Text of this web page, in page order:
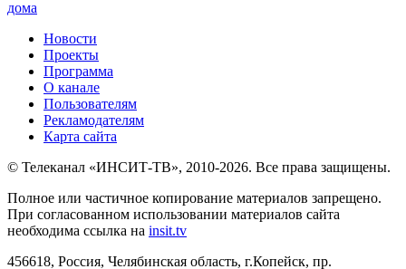
дома
Новости
Проекты
Программа
О канале
Пользователям
Рекламодателям
Карта сайта
© Телеканал «ИНСИТ-ТВ», 2010-2026. Все права защищены.
Полное или частичное копирование материалов запрещено.
При согласованном использовании материалов сайта
необходима ссылка на insit.tv
456618, Россия, Челябинская область, г.Копейск, пр.